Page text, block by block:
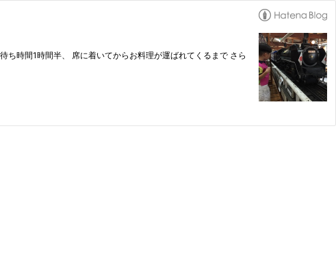
時間1時間半、 席に着いてからお料理が運ばれてくるまで さら